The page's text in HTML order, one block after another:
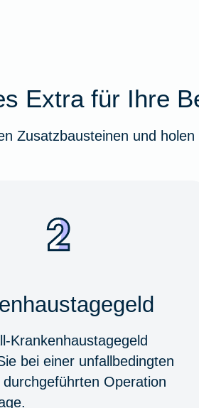
Extra für Ihre
Zusatzbausteinen und
Krankenhaustagegeld
bei einer unfallbedingten
Operation